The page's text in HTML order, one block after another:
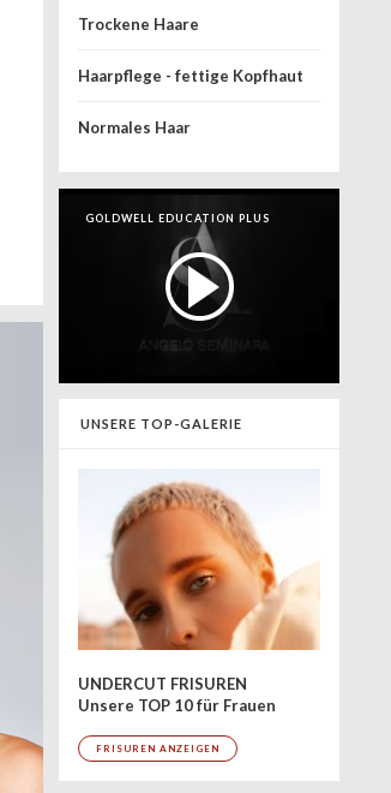
Trockene Haare
Haarpflege - fettige Kopfhaut
Normales Haar
GOLDWELL EDUCATION PLUS
UNSERE TOP-GALERIE
UNDERCUT FRISUREN
Unsere TOP 10 für Frauen
FRISUREN ANZEIGEN